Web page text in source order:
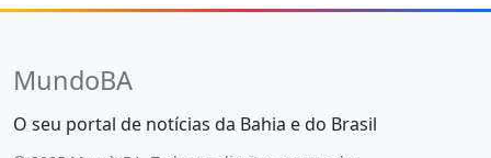
MundoBA
O seu portal de notícias da Bahia e do Brasil